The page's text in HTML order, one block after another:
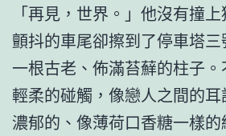
「再見，世界。」他沒有撞
顫抖的車尾卻擦到了停車塔
一根古老、佈滿苔蘚的柱子
輕柔的碰觸，像戀人之間的
濃郁的、像薄荷口香糖一樣